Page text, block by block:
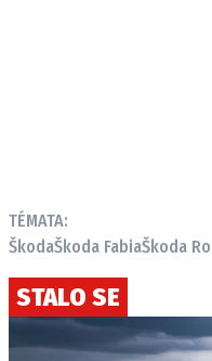
TÉMATA:
ŠkodaŠkoda FabiaŠkoda
STALO SE